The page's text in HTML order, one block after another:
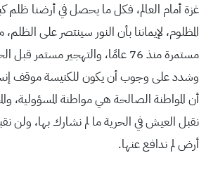
غزة أمام العالم، فكل ما يحصل في أرضنا ظلم
المظلوم، لإيماننا بأن النور سينتصر على الظلم،
مستمرة منذ 76 عامًا، والتهجير مستمر قبل الحرب وبعدها.
وشدد على وجوب أن يكون للكنيسة موقف
أن المواطنة الصالحة هي مواطنة المسؤولية،
نقبل العيش في الحرية ما لم نشارك بها، ولن
أرض لم ندافع عنها.